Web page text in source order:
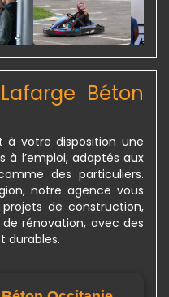
Béton
à votre disposition une
l’emploi, adaptés aux
des particuliers.
notre agence vous
de construction,
rénovation, avec des
durables.